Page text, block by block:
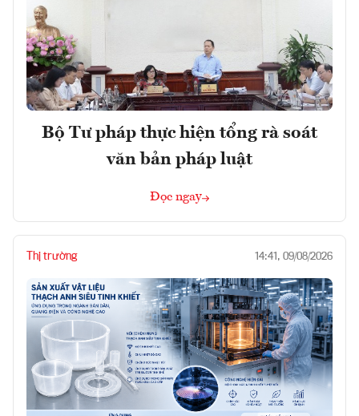
Bộ Tư pháp thực hiện tổng rà soát
văn bản pháp luật
Đọc ngay
Thị trường 14:41, 09/08/2026